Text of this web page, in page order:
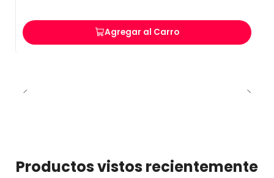
Agregar al Carro
Productos vistos recientemente